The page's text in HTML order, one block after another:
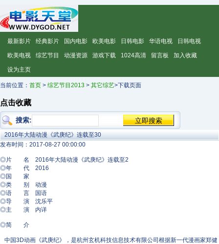
最新影片 经典影片 国内电影 欧美电影 日韩电影 华语电视 日韩电视
欧美电视 综艺节目 动漫资源 游戏下载 1024高清 留言板 加入收藏
设为主页
当前位置： 首页 > 综艺节目2013 > 其它综艺>下载页面
点击收藏
搜索:
2016年大陆动漫《武庚纪》连载至30
发布时间：2017-08-27 00:00:00
◎片 名 2016年大陆动漫《武庚纪》连载至2
◎年 代 2016
◎国 家
◎类 别 动漫
◎语 言 国语
◎导 演 沈乐平
◎主 演 内详
◎简 介
中国3D动画《武庚纪》，是杭州玄机科技信息技术有限公司根据新一代漫画家郑健